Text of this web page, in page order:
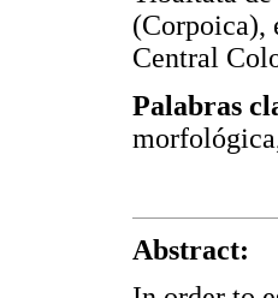
(Corpoica),
Central
Palabras
Abstract: